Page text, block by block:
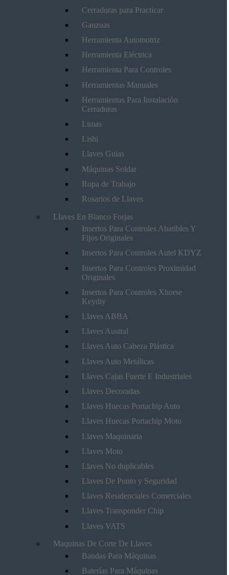
Cerraduras para Practicar
Ganzuas
Herramienta Automotriz
Herramienta Eléctrica
Herramienta Para Controles
Herramientas Manuales
Herramientas Para Instalación
Cerraduras
Limas
Lishi
Llaves Guias
Máquinas Soldar
Ropa de Trabajo
Rosarios de Llaves
Llaves En Blanco Forjas
Insertos Para Controles Abatibles Y
Fijos Originales
Insertos Para Controles Autel KDYZ
Insertos Para Controles Proximidad
Originales
Insertos Para Controles Xhorse
Keydiy
Llaves ABBA
Llaves Austral
Llaves Auto Cabeza Plástica
Llaves Auto Metálicas
Llaves Cajas Fuerte E Industriales
Llaves Decoradas
Llaves Huecas Portachip Auto
Llaves Huecas Portachip Moto
Llaves Maquinaria
Llaves Moto
Llaves No duplicables
Llaves De Punto y Seguridad
Llaves Residenciales Comerciales
Llaves Transponder Chip
Llaves VATS
Maquinas De Corte De Llaves
Bandas Para Máquinas
Baterías Para Máquinas